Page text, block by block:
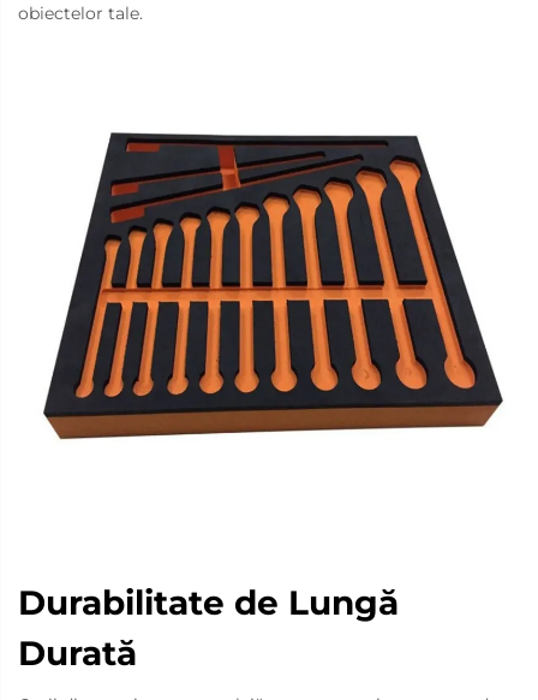
obiectelor tale.
Durabilitate de Lungă
Durată